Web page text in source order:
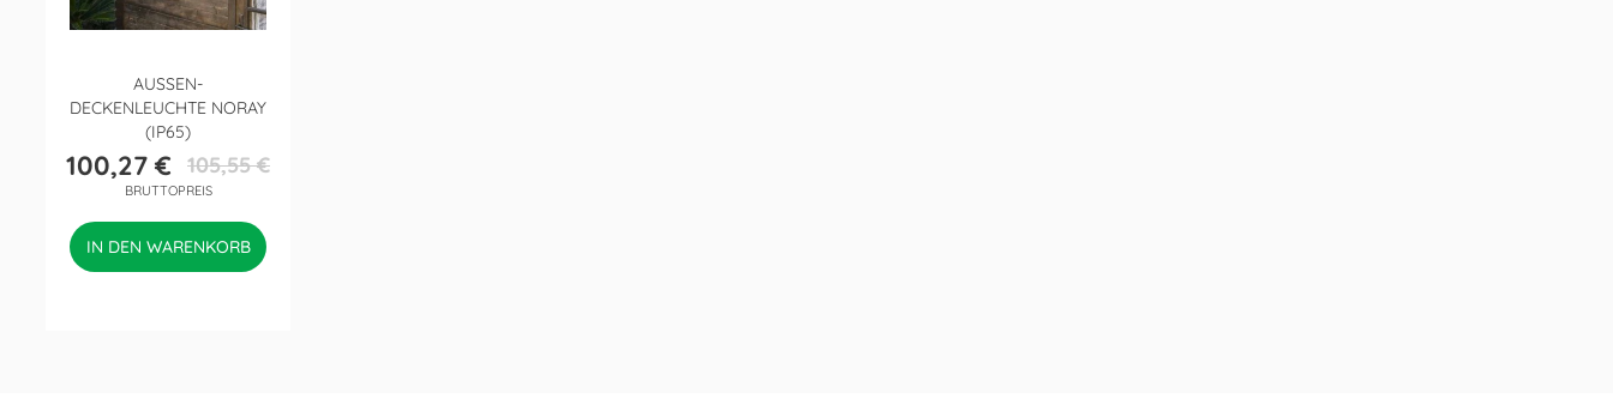
AUSSEN-D
ECKENLEUCHTE NORAY (
IP65)
Preis
100,27 €Verkaufspreis
105,55 €
BRUTTOPREIS
IN DEN WARENKORB